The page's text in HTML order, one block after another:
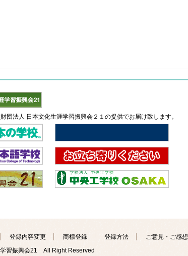
法人 日本文化生涯学習振興会２１の提供でお届け致します。
登録内容変更 商標登録 登録方法
ご意見・ご感想
習振興会21 All Right Reserved